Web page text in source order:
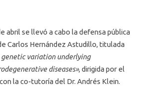
abril se llevó a cabo la defensa pública
Carlos Hernández Astudillo, titulada
genetic variation underlying
diseases», dirigida por el
la co-tutoría del Dr. Andrés Klein.